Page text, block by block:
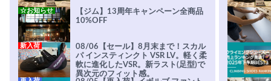
【ジム】13周年キャンペーン全商品
10%OFF
☆お知らせ
08/06【セール】8月末まで！スカル
パ インスティンクト VSR LV。軽く柔
軟に進化したVSR。新ラスト(足型)で
異次元のフィット感。
新入荷